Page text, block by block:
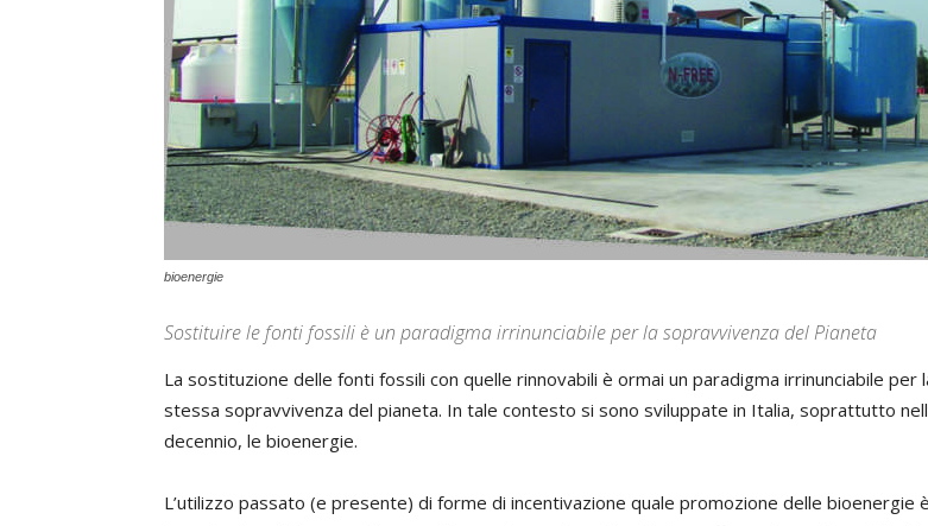
bioenergie
Sostituire le fonti fossili è un paradigma irrinunciabile per la sopravvivenza del Pianeta
La sostituzione delle fonti fossili con quelle rinnovabili è ormai un paradigma irrinunciabile per
stessa sopravvivenza del pianeta. In tale contesto si sono sviluppate in Italia, soprattutto
decennio, le bioenergie.
L’utilizzo passato (e presente) di forme di incentivazione quale promozione delle bioenergie